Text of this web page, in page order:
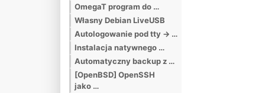
OmegaT program do …
Własny Debian LiveUSB
Autologowanie pod tty -> …
Instalacja natywnego …
Automatyczny backup z …
[OpenBSD] OpenSSH
jako …